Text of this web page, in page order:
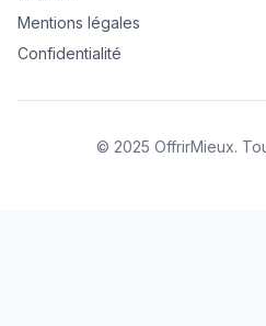
Mentions légales
Confidentialité
© 2025 OffrirMieux.